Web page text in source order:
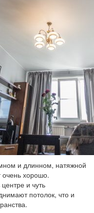
и длинном, натяжной
очень хорошо.
и чуть
потолок, что и